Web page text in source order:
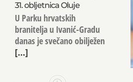
31. obljetnica Oluje
U Parku hrvatskih
branitelja u Ivanić-Gradu
danas je svečano obilježen
[...]